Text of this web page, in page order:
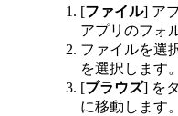
[ファイル] ア
アプリのフォ
ファイルを選
を選択します。
[ブラウズ] を
に移動します。